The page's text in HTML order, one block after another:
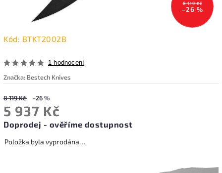
8 119 Kč
–26 %
Kód: BTKT2002B
1 hodnocení
Značka: Bestech Knives
8 119 Kč –26 %
5 937 Kč
Doprodej - ověříme dostupnost
Položka byla vyprodána…